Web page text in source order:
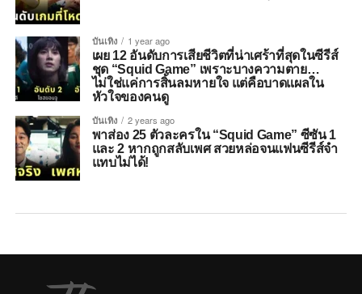
บันเทิง 1 year ago
เผย 12 อันดับการเสียชีวิตที่น่าเศร้าที่สุดในซีรีส์
ชุด “Squid Game” เพราะบางความตาย…
ไม่ใช่แค่การสิ้นลมหายใจ แต่คือบาดแผลใน
หัวใจของคนดู
บันเทิง 2 years ago
พาส่อง 25 ตัวละครใน “Squid Game” ซีซัน 1
และ 2 หากถูกสลับเพศ สวยหล่อจนแฟนซีรีส์จำ
แทบไม่ได้!